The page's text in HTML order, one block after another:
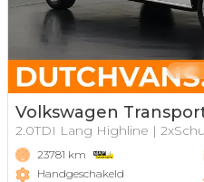
Volkswagen
2.0TDI Lang Highline |
23781 km
Handgeschakeld